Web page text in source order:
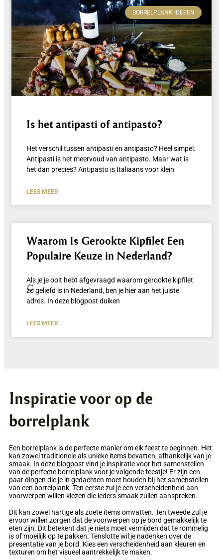
BORRELPLANK IDEEEN
Is het antipasti of antipasto?
Het verschil tussen antipasti en antipasto? Heel simpel.
Antipasti is het meervoud van antipasto. Maar wat is
het dan precies? Antipasto is Italiaans voor klein
LEES MEER
Waarom Is Gerookte Kipfilet Een
Populaire Keuze in Nederland?
Als je je ooit hebt afgevraagd waarom gerookte kipfilet
zo geliefd is in Nederland, ben je hier aan het juiste
adres. In deze blogpost duiken
LEES MEER
Inspiratie voor op de
borrelplank
Een borrelplank is de perfecte manier om elk feest te beginnen. Het
kan zowel traditionele als unieke items bevatten, afhankelijk van je
smaak. In deze blogpost vind je inspiratie voor het samenstellen
van de perfecte borrelplank voor je volgende feestje! Er zijn een
paar dingen die je in gedachten moet houden bij het samenstellen
van een borrelplank. Ten eerste zul je een verscheidenheid aan
voorwerpen willen kiezen die ieders smaak zullen aanspreken.
Dit kan zowel hartige als zoete items omvatten. Ten tweede zul je
ervoor willen zorgen dat de voorwerpen op je bord gemakkelijk te
eten zijn. Dit betekent dat je niets moet vermijden dat te rommelig
is of moeilijk op te pakken. Tenslotte wil je nadenken over de
presentatie van je bord. Kies een verscheidenheid aan kleuren en
texturen om het visueel aantrekkelijk te maken.